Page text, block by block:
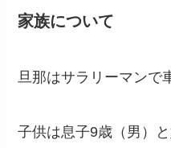
家族について
旦那はサラリーマンで
子供は息子9歳（男）